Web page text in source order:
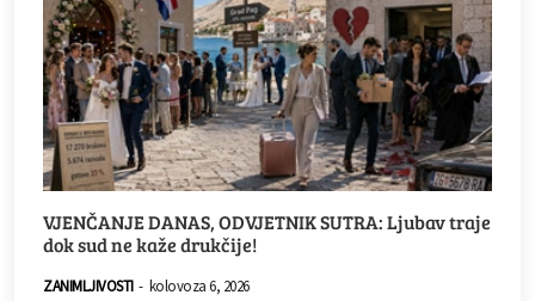
VJENČANJE DANAS, ODVJETNIK SUTRA: Ljubav traje
dok sud ne kaže drukčije!
ZANIMLJIVOSTI - kolovoza 6, 2026